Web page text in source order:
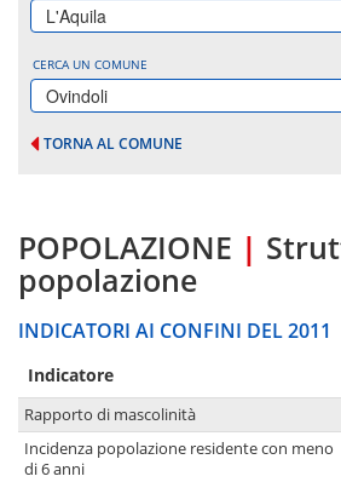
L'Aquila
CERCA UN COMUNE
Ovindoli
TORNA AL COMUNE
POPOLAZIONE |
popolazione
INDICATORI AI CONFINI DEL 2011
Indicatore
Rapporto di mascolinità
Incidenza popolazione residente con meno
di 6 anni